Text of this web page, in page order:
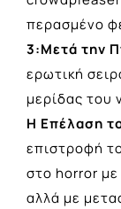
περασμένο
3:Μετά την
ερωτική
μερίδας του
Η Επέλαση
επιστροφή
στο horror με
αλλά με